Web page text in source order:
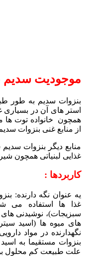
موجودیت سدیم
بنزوات سدیم به طور
استر های آن در
همچون خانواده توت ها
از منابع غنی بنزوات
منابع دیگر بنزوات
غذایی لبنیاتی همچون
کاربردها :
یه عنوان نگه دارنده:
غذا ها استفاده می
سبزیجات)، نوشیدنی های
های میوه ها (اسید
نگهدارنده در مواد
بنزوات مستقیما به
علت طبیعت کم محلول